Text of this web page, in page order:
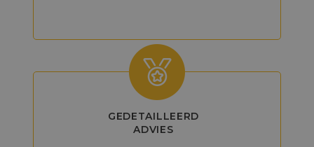
GEDETAILLEERD
ADVIES